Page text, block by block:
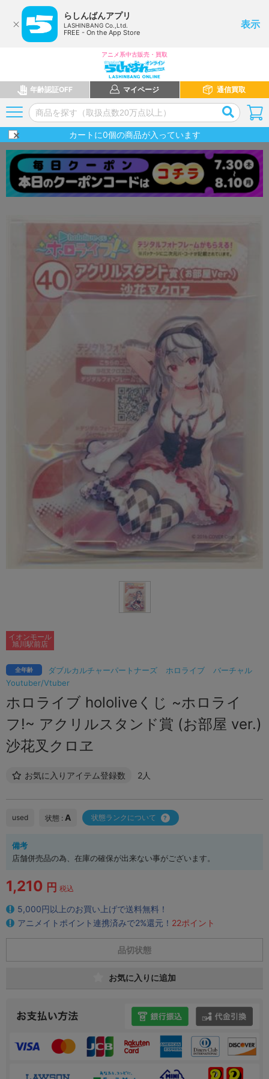
らしんばんアプリ
LASHINBANG Co.,Ltd.
FREE - On the App Store
表示
アニメ系中古販売・買取
年齢認証OFF マイページ 通信買取
カートに0個の商品が入っています
ダブルカルチャーパートナーズ ホロライブ
バーチャル
Youtuber/Vtuber
全年齢
ホロライブ hololiveくじ ~ホロライ
フ!~ アクリルスタンド賞 (お部屋 ver.)
沙花叉クロヱ
お気に入りアイテム登録数 2人
イオンモール
旭川駅前店
used 状態 : A 状態ランクについて
備考
店舗併売品の為、在庫の確保が出来ない事がございます。
1,210 円 税込
5,000円以上のお買い上げで送料無料！
アニメイトポイント連携済みで2%還元！ 22ポイント
品切状態
お気に入りに追加